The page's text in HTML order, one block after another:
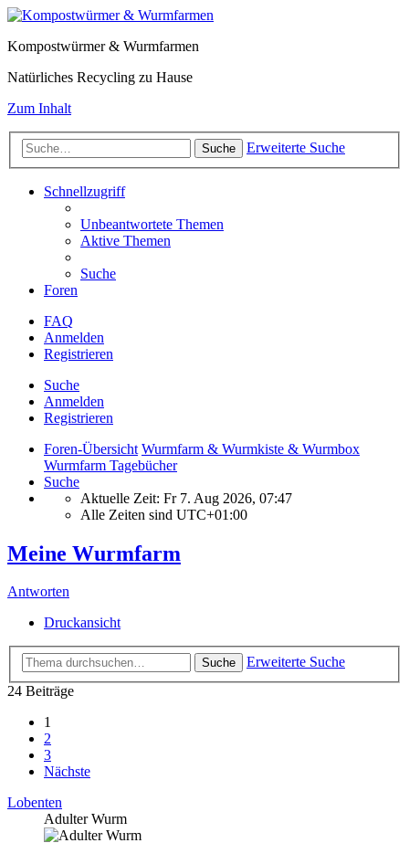
Kompostwürmer & Wurmfarmen
Natürliches Recycling zu Hause
Zum Inhalt
Suche Erweiterte Suche
Schnellzugriff
Unbeantwortete Themen
Aktive Themen
Suche
Foren
FAQ
Anmelden
Registrieren
Suche
Anmelden
Registrieren
Foren-Übersicht Wurmfarm & Wurmkiste & Wurmbox
Wurmfarm Tagebücher
Suche
Aktuelle Zeit: Fr 7. Aug 2026, 07:47
Alle Zeiten sind UTC+01:00
Meine Wurmfarm
Antworten
Druckansicht
Suche
Erweiterte Suche
24 Beiträge
1
2
3
Nächste
Lobenten
Adulter Wurm